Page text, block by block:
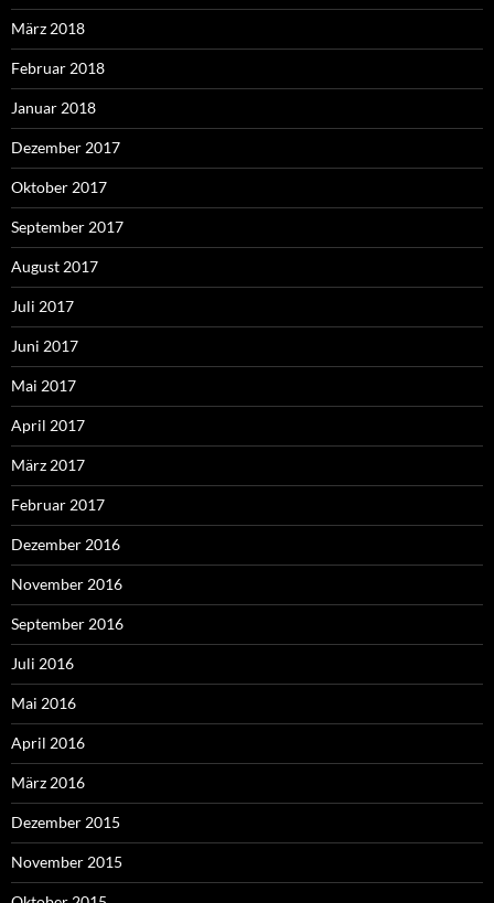
März 2018
Februar 2018
Januar 2018
Dezember 2017
Oktober 2017
September 2017
August 2017
Juli 2017
Juni 2017
Mai 2017
April 2017
März 2017
Februar 2017
Dezember 2016
November 2016
September 2016
Juli 2016
Mai 2016
April 2016
März 2016
Dezember 2015
November 2015